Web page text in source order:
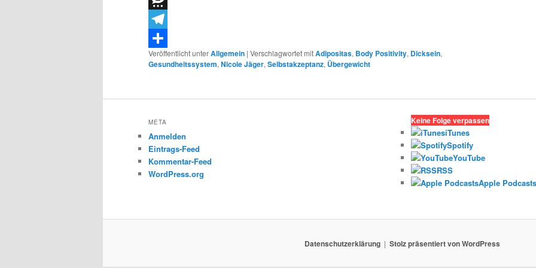
Threema
Telegram
Teilen
Veröffentlicht unterAllgemein | Verschlagwortet mitAdipositas, Body Positivity, Dicksein,
Gesundheitssystem,Nicole Jäger,Selbstakzeptanz, Übergewicht
META
Anmelden
Eintrags-Feed
Kommentar-Feed
WordPress.org
Keine Folge verpassen
iTunes
Spotify
YouTube
RSS
Apple
Datenschutzerklärung Stolz präsentiert von WordPress